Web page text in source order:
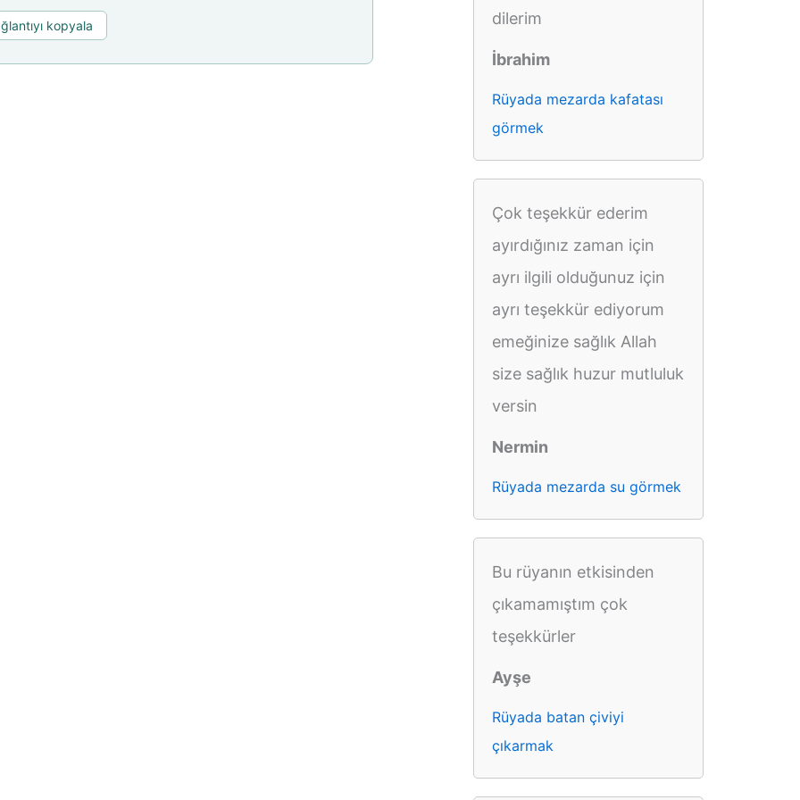
kopyala dilerim
İbrahim
Rüyada mezarda kafatası
görmek
Çok teşekkür ederim
ayırdığınız zaman için
ayrı ilgili olduğunuz için
ayrı teşekkür ediyorum
emeğinize sağlık Allah
size sağlık huzur mutluluk
versin
Nermin
Rüyada mezarda su görmek
Bu rüyanın etkisinden
çıkamamıştım çok
teşekkürler
Ayşe
Rüyada batan çiviyi
çıkarmak